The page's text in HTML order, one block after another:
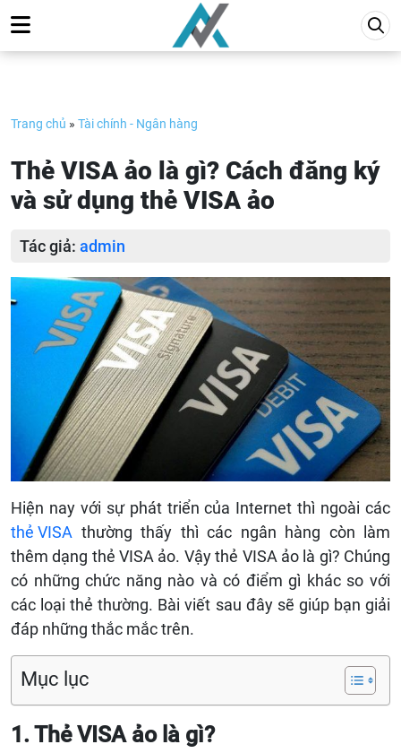
to
content
Trang chủ » Tài chính - Ngân hàng
Thẻ VISA ảo là gì? Cách đăng ký
và sử dụng thẻ VISA ảo
Tác giả: admin
Hiện nay với sự phát triển của Internet thì ngoài các
thẻ VISA thường thấy thì các ngân hàng còn làm
thêm dạng thẻVISA ảo. Vậy thẻ VISA ảo là gì? Chúng
có những chức năng nào và có điểm gì khác so với
các loại thẻ thường. Bài viết sau đây sẽ giúp bạn giải
đáp những thắc mắc trên.
Mục lục
1. ThẻVISAảo là gì?